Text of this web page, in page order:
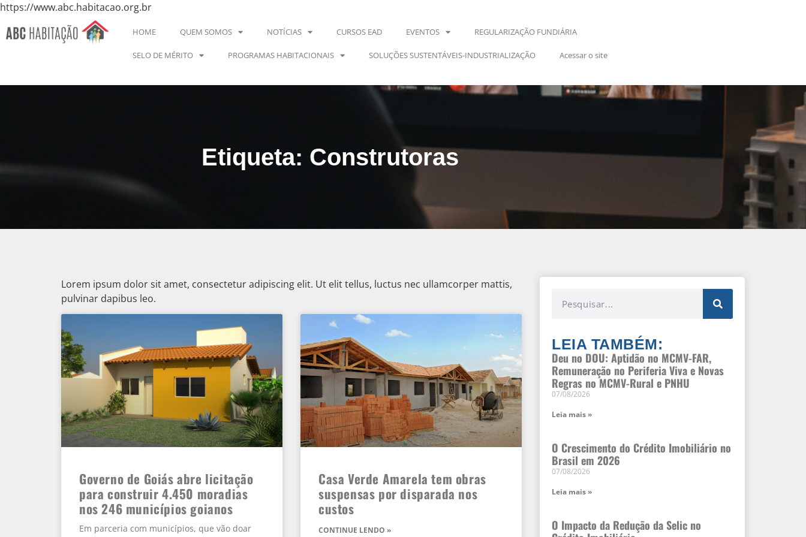
https://www.abc.habitacao.org.br
HOME QUEM SOMOS NOTÍCIAS CURSOS EAD EVENTOS REGULARIZAÇÃO FUNDIÁRIA
SELO DE MÉRITO PROGRAMAS HABITACIONAIS SOLUÇÕES SUSTENTÁVEIS-INDUSTRIALIZAÇÃO Acessar o site
Etiqueta: Construtoras
Lorem ipsum dolor sit amet, consectetur adipiscing elit. Ut elit tellus, luctus nec ullamcorper mattis,
pulvinar dapibus leo.
Governo de Goiás abre licitação
para construir 4.450 moradias
nos 246 municípios goianos
Em parceria com municípios, que vão doar
Casa Verde Amarela tem obras
suspensas por disparada nos
custos
CONTINUE LENDO »
LEIA TAMBÉM:
Deu no DOU: Aptidão no MCMV-FAR,
Remuneração no Periferia Viva e Novas
Regras no MCMV-Rural e PNHU
07/08/2026
Leia mais »
O Crescimento do Crédito Imobiliário no
Brasil em 2026
07/08/2026
Leia mais »
O Impacto da Redução da Selic no